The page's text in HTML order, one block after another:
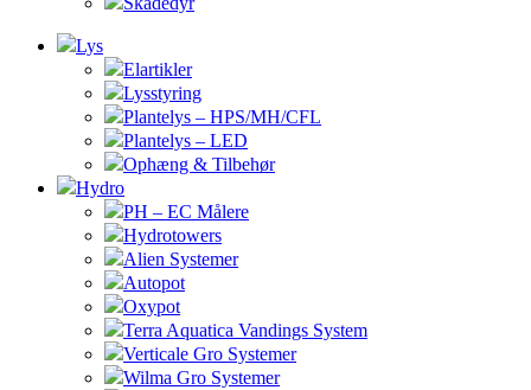
Lys
Elartikler
Lysstyring
Plantelys – HPS/MH/CFL
Plantelys – LED
Ophæng & Tilbehør
Hydro
PH – EC Målere
Hydrotowers
Alien Systemer
Autopot
Oxypot
Terra Aquatica Vandings System
Verticale Gro Systemer
Wilma Gro Systemer